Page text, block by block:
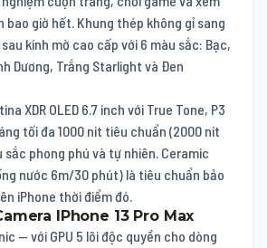
bao giờ hết. Khung thép không gỉ sang
kính mờ cao cấp với 6 màu sắc: Bạc,
Dương, Trắng Starlight và Đen
XDR OLED 6.7 inch với True Tone, P3
tối đa 1000 nit tiêu chuẩn (2000 nit
sắc phong phú và tự nhiên. Ceramic
nước 6m/30 phút) là tiêu chuẩn bảo
iPhone thời điểm đó.
IPhone 13 Pro Max
— với GPU 5 lõi độc quyền cho dòng